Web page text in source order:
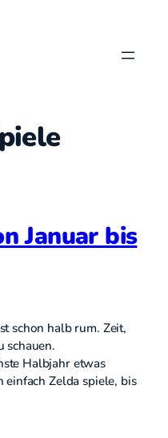
Januar bis
schon halb rum. Zeit,
schauen.
Halbjahr etwas
Zelda spiele, bis